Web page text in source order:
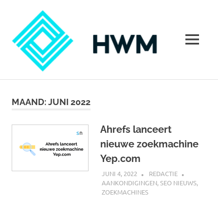
inhoud
Alles
marketing
MENU
MAAND:JUNI 2022
Ahrefs lanceert
nieuwe zoekmachine
Yep.com
JUNI 4, 2022
REDACTIE
AANKONDIGINGEN,SEO NIEUWS,
ZOEKMACHINES